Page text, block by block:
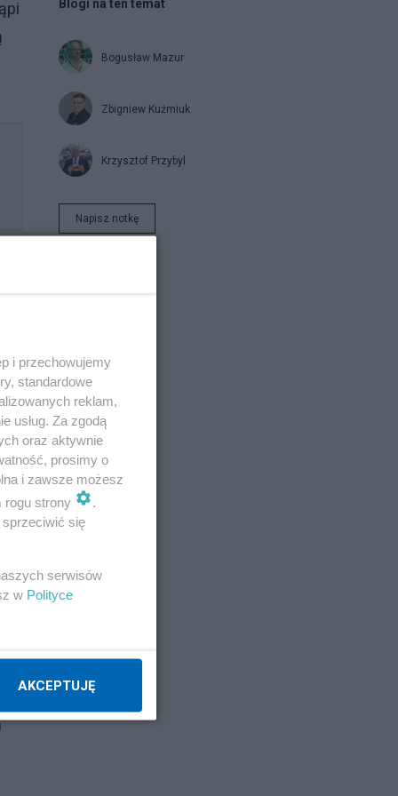
Blogi na ten temat
Bogusław Mazur
Zbigniew Kuźmiuk
Krzysztof Przybyl
Napisz notkę
i przechowujemy
standardowe
reklam,
usług. Za zgodą
oraz aktywnie
prosimy o
i zawsze możesz
rogu strony
.
się
serwisów
w Polityce
AKCEPTUJĘ